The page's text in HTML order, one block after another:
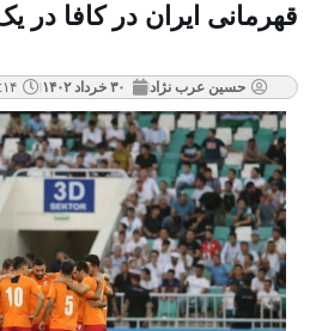
قهرمانی ایران در کافا در
حسین عرب نژاد ۳۰ خرداد ۱۴۰۲